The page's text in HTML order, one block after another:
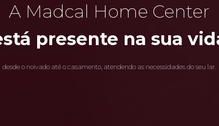
A Madcal Home Center
presente na sua
desde o noivado até o casamento, atendendo as necessidades do seu lar.